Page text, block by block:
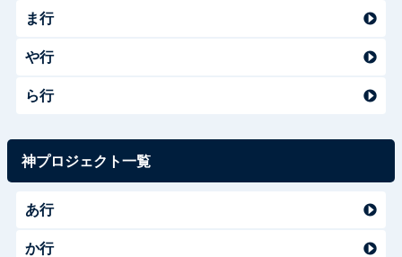
ま行
や行
ら行
神プロジェクト一覧
あ行
か行